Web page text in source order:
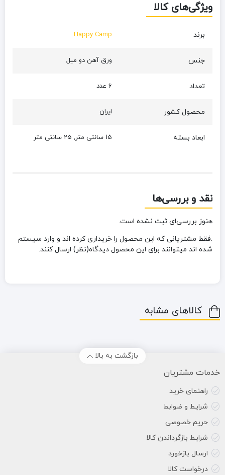
ویژگی‌های کالا
برند Happy Camp
جنس ورق آهن دو میل
تعداد 6 عدد
محصول کشور ایران
ابعاد بسته 15 سانتی متر, 25 سانتی متر
نقد و بررسی‌ها
هنوز بررسی‌ای ثبت نشده است.
.فقط مشتریانی که این محصول را خریداری کرده اند و وارد سیستم
شده اند میتوانند برای این محصول دیدگاه(نظر) ارسال کنند.
کالاهای مشابه
بازگشت به بالا
خدمات مشتریان
راهنمای خرید
شرایط و ضوابط
حریم خصوصی
شرایط بازگرداندن کالا
ارسال بازخورد
درخواست کالا